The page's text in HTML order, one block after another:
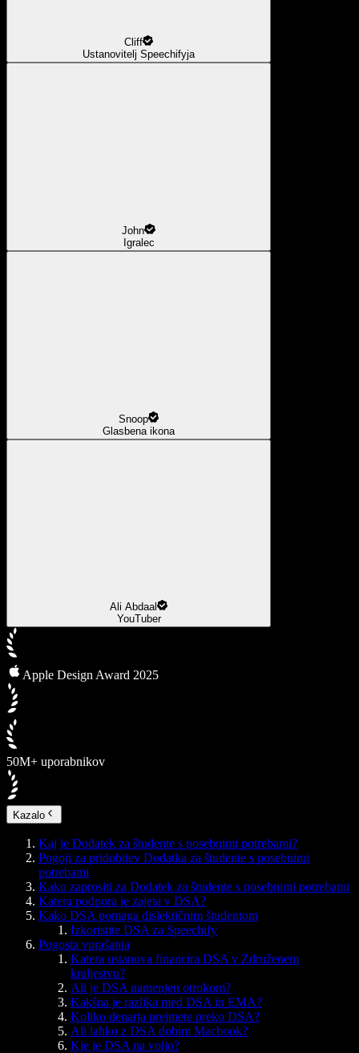
Cliff
Ustanovitelj Speechifyja
John
Igralec
Snoop
Glasbena ikona
Ali Abdaal
YouTuber
Apple Design Award 2025
50M+ uporabnikov
Kazalo
Kaj je Dodatek za študente s posebnimi potrebami?
Pogoji za pridobitev Dodatka za študente s posebnimi
potrebami
Kako zaprositi za Dodatek za študente s posebnimi potrebami
Katera podpora je zajeta v DSA?
Kako DSA pomaga dislektičnim študentom
Izkoristite DSA za Speechify
Pogosta vprašanja
Katera ustanova financira DSA v Združenem
kraljestvu?
Ali je DSA namenjen otrokom?
Kakšna je razlika med DSA in EMA?
Koliko denarja prejmete preko DSA?
Ali lahko z DSA dobim Macbook?
Kje je DSA na voljo?